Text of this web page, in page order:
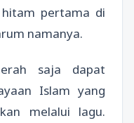
pertama di
namanya.
saja dapat
Islam yang
melalui lagu.